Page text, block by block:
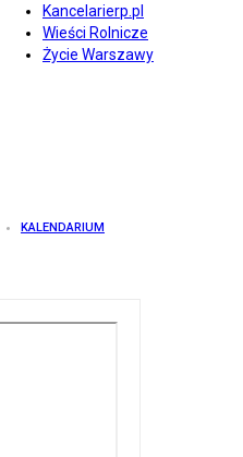
Kancelarierp.pl
Wieści Rolnicze
Życie Warszawy
KALENDARIUM